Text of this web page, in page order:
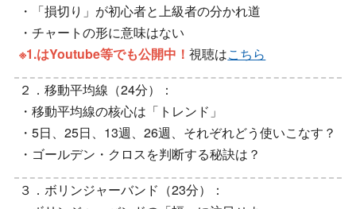
・「損切り」が初心者と上級者の分かれ道
・チャートの形に意味はない
※1.はYoutube等でも公開中！視聴はこちら
２．移動平均線（24分）：
・移動平均線の核心は「トレンド」
・5日、25日、13週、26週、それぞれどう使いこなす？
・ゴールデン・クロスを判断する秘訣は？
３．ボリンジャーバンド（23分）：